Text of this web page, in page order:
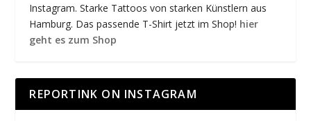
Instagram. Starke Tattoos von starken Künstlern aus
Hamburg. Das passende T-Shirt jetzt im Shop! hier
geht es zum Shop
REPORTINK ON INSTAGRAM